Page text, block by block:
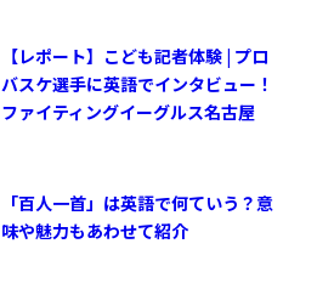
【レポート】こども記者体験 | プロ
バスケ選手に英語でインタビュー！
ファイティングイーグルス名古屋
「百人一首」は英語で何ていう？意
味や魅力もあわせて紹介